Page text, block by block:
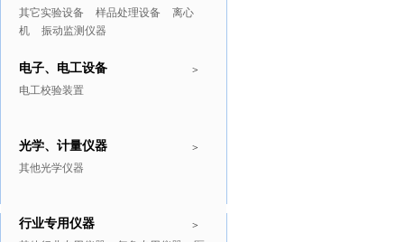
其它实验设备 样品处理设备
离心
机
振动监测仪器
>
电子、电工设备
电工校验装置
>
光学、计量仪器
其他光学仪器
>
行业专用仪器
推广商品 更多>>